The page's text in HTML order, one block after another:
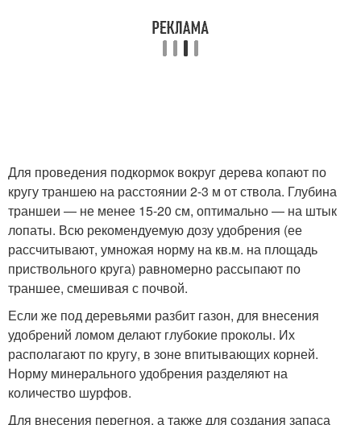
Для проведения подкормок вокруг дерева копают по
кругу траншею на расстоянии 2-3 м от ствола. Глубина
траншеи — не менее 15-20 см, оптимально — на штык
лопаты. Всю рекомендуемую дозу удобрения (ее
рассчитывают, умножая норму на кв.м. на площадь
приствольного круга) равномерно рассыпают по
траншее, смешивая с почвой.
Если же под деревьями разбит газон, для внесения
удобрений ломом делают глубокие проколы. Их
располагают по кругу, в зоне впитывающих корней.
Норму минерального удобрения разделяют на
количество шурфов.
Для внесения перегноя, а также для создания запаса